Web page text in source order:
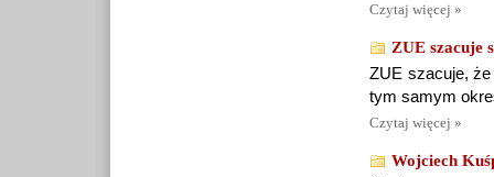
Czytaj więcej »
ZUE szacuje
ZUE szacuje, że
tym samym
Czytaj więcej »
Wojciech